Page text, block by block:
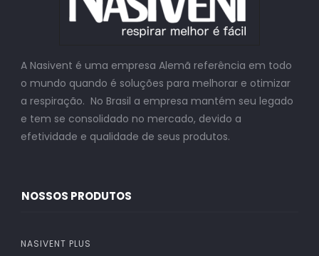
A Nasivent é uma empresa Alemã referência em todo
o mundo quando é soluções para melhorar e otimizar
a respiração. No Brasil a empresa mantém seu legado
e tem se consolidado no mercado, devido a
efetividade e qualidade de seus produtos.
NOSSOS PRODUTOS
NASIVENT PLUS